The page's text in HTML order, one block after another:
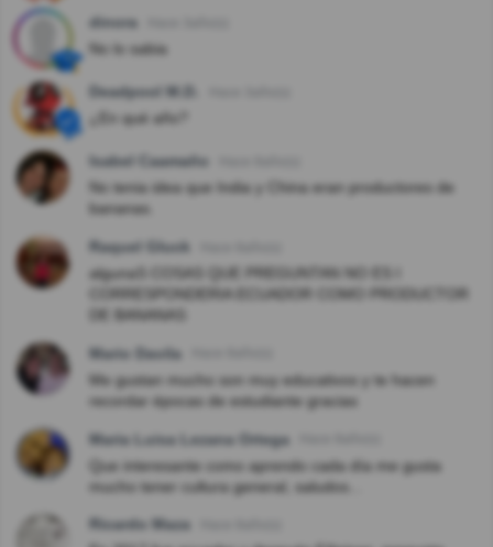
dinora
No lo sabia
Deadpool M.D.
¿En qué año?
Isabel Caamaño
No tenia idea que India y China eran productores de
bananas.
Raquel Gluck
algunaS COSAS QUE PREGUNTAN NO ES I
CORRESPONDERIA ECUADOR COMO PRODUCTOR
DE BANANAS
Mario Davila
Me gustan mucho son muy educativos y te hacen
recordar épocas de estudiante gracias
Maria Luisa Lezana Ortega
Que interesante como aprendo cada día me gusta
mucho tener cultura general, saludos...
Ricardo Maza